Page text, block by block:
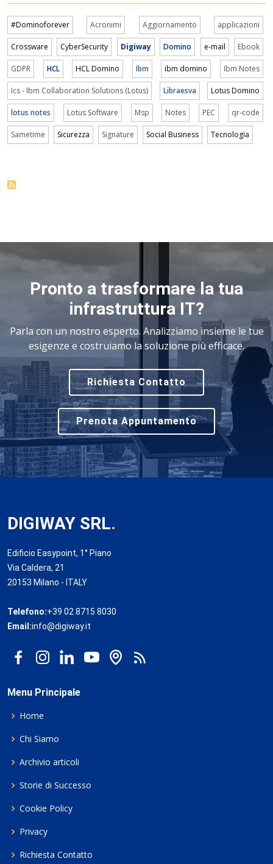
#Dominoforever Acronimi Aggiornamento applicazioni
Crossware CyberSecurity Digiway Domino e-mail Ebook
GDPR HCL HCL Domino Ibm ibm domino Ibm Notes
Ics - Ibm Collaboration Solutions (Lotus) Libraesva Lotus Domino
lotus notes Lotus Software Msp Notes PEC qr-code
Sametime Sicurezza Signature Social Business Tecnologia
Pronto a trasformare la tua
infrastruttura IT?
Parla con un nostro esperto. Analizziamo insieme le tue
esigenze e costruiamo la soluzione più efficace.
Richiesta Contatto
Prenota Appuntamento
DIGIWAY SRL.
Edificio Easypoint, 1° Piano
Via Caldera, 21
20153 Milano - ITALY
Telefono:+39 02 8715 8030
Email:info@digiway.it
Menu Principale
Home
Chi Siamo
Archivio articoli
Storie di Successo
Cookie Policy
Privacy
Richiesta Contatto